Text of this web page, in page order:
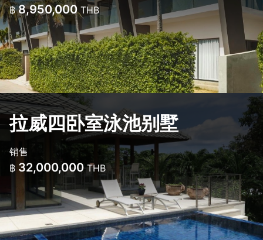
฿ 8,950,000THB
拉威四卧室泳池别墅
销售
฿ 32,000,000THB